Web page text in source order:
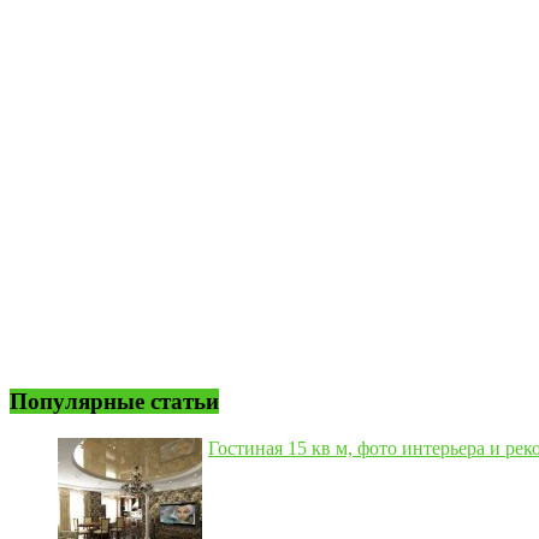
Популярные статьи
Гостиная 15 кв м, фото интерьера и